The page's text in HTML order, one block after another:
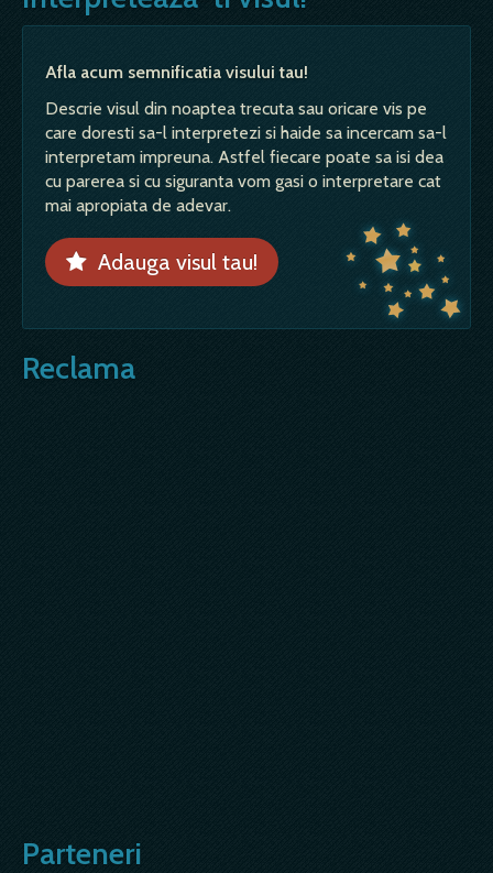
Afla acum semnificatia visului tau!
Descrie visul din noaptea trecuta sau oricare vis pe
care doresti sa-l interpretezi si haide sa incercam sa-l
interpretam impreuna. Astfel fiecare poate sa isi dea
cu parerea si cu siguranta vom gasi o interpretare cat
mai apropiata de adevar.
Adauga visul tau!
Reclama
Parteneri